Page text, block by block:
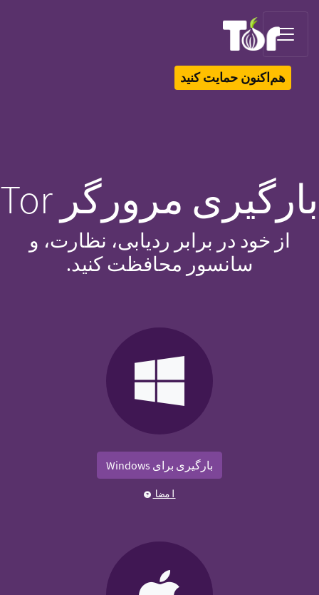
هم‌اکنون حمایت کنید
بارگیری مرورگر Tor
از خود در برابر ردیابی، نظارت، و
سانسور محافظت کنید.
بارگیری برای Windows
امضا